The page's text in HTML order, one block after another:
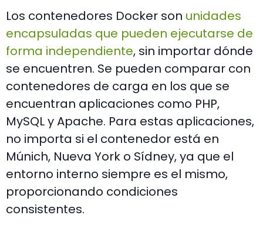
Los contenedores Docker son unidades
encapsuladas que pueden ejecutarse de
forma independiente, sin importar dónde
se encuentren. Se pueden comparar con
contenedores de carga en los que se
encuentran aplicaciones como PHP,
MySQL y Apache. Para estas aplicaciones,
no importa si el contenedor está en
Múnich, Nueva York o Sídney, ya que el
entorno interno siempre es el mismo,
proporcionando condiciones
consistentes.